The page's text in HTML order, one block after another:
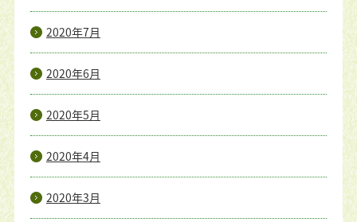
2020年7月
2020年6月
2020年5月
2020年4月
2020年3月